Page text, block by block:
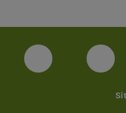
Facebook